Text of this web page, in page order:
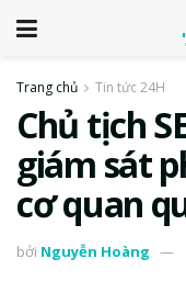
Trang chủ Tin tức 24H
Chủ tịch
giám sát
cơ quan
bởi Nguyễn Hoàng